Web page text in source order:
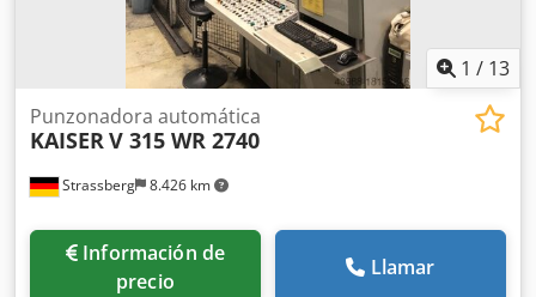
1 / 13
Strassberg 8.426 km
Punzonadora automática
KAISERV 315 WR 2740
Información de
precio
Llamar